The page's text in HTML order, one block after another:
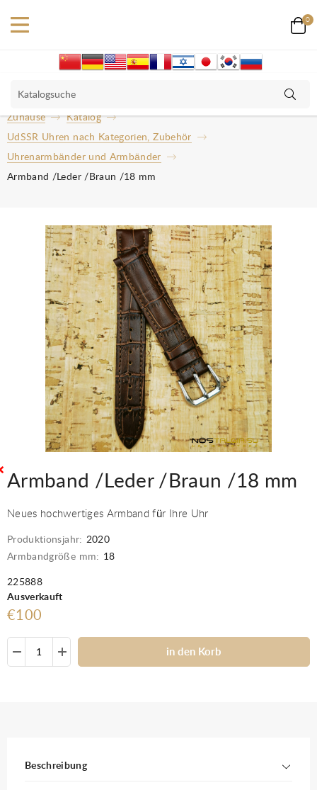
0
Zuhause
Katalog
UdSSR Uhren nach Kategorien, Zubehör
Uhrenarmbänder und Armbänder
Armband /Leder /Braun /18 mm
Armband /Leder /Braun /18 mm
Neues hochwertiges Armband für Ihre Uhr
Produktionsjahr: 2020
Armbandgröße mm: 18
225888
Ausverkauft
€100
in den Korb
Beschreibung